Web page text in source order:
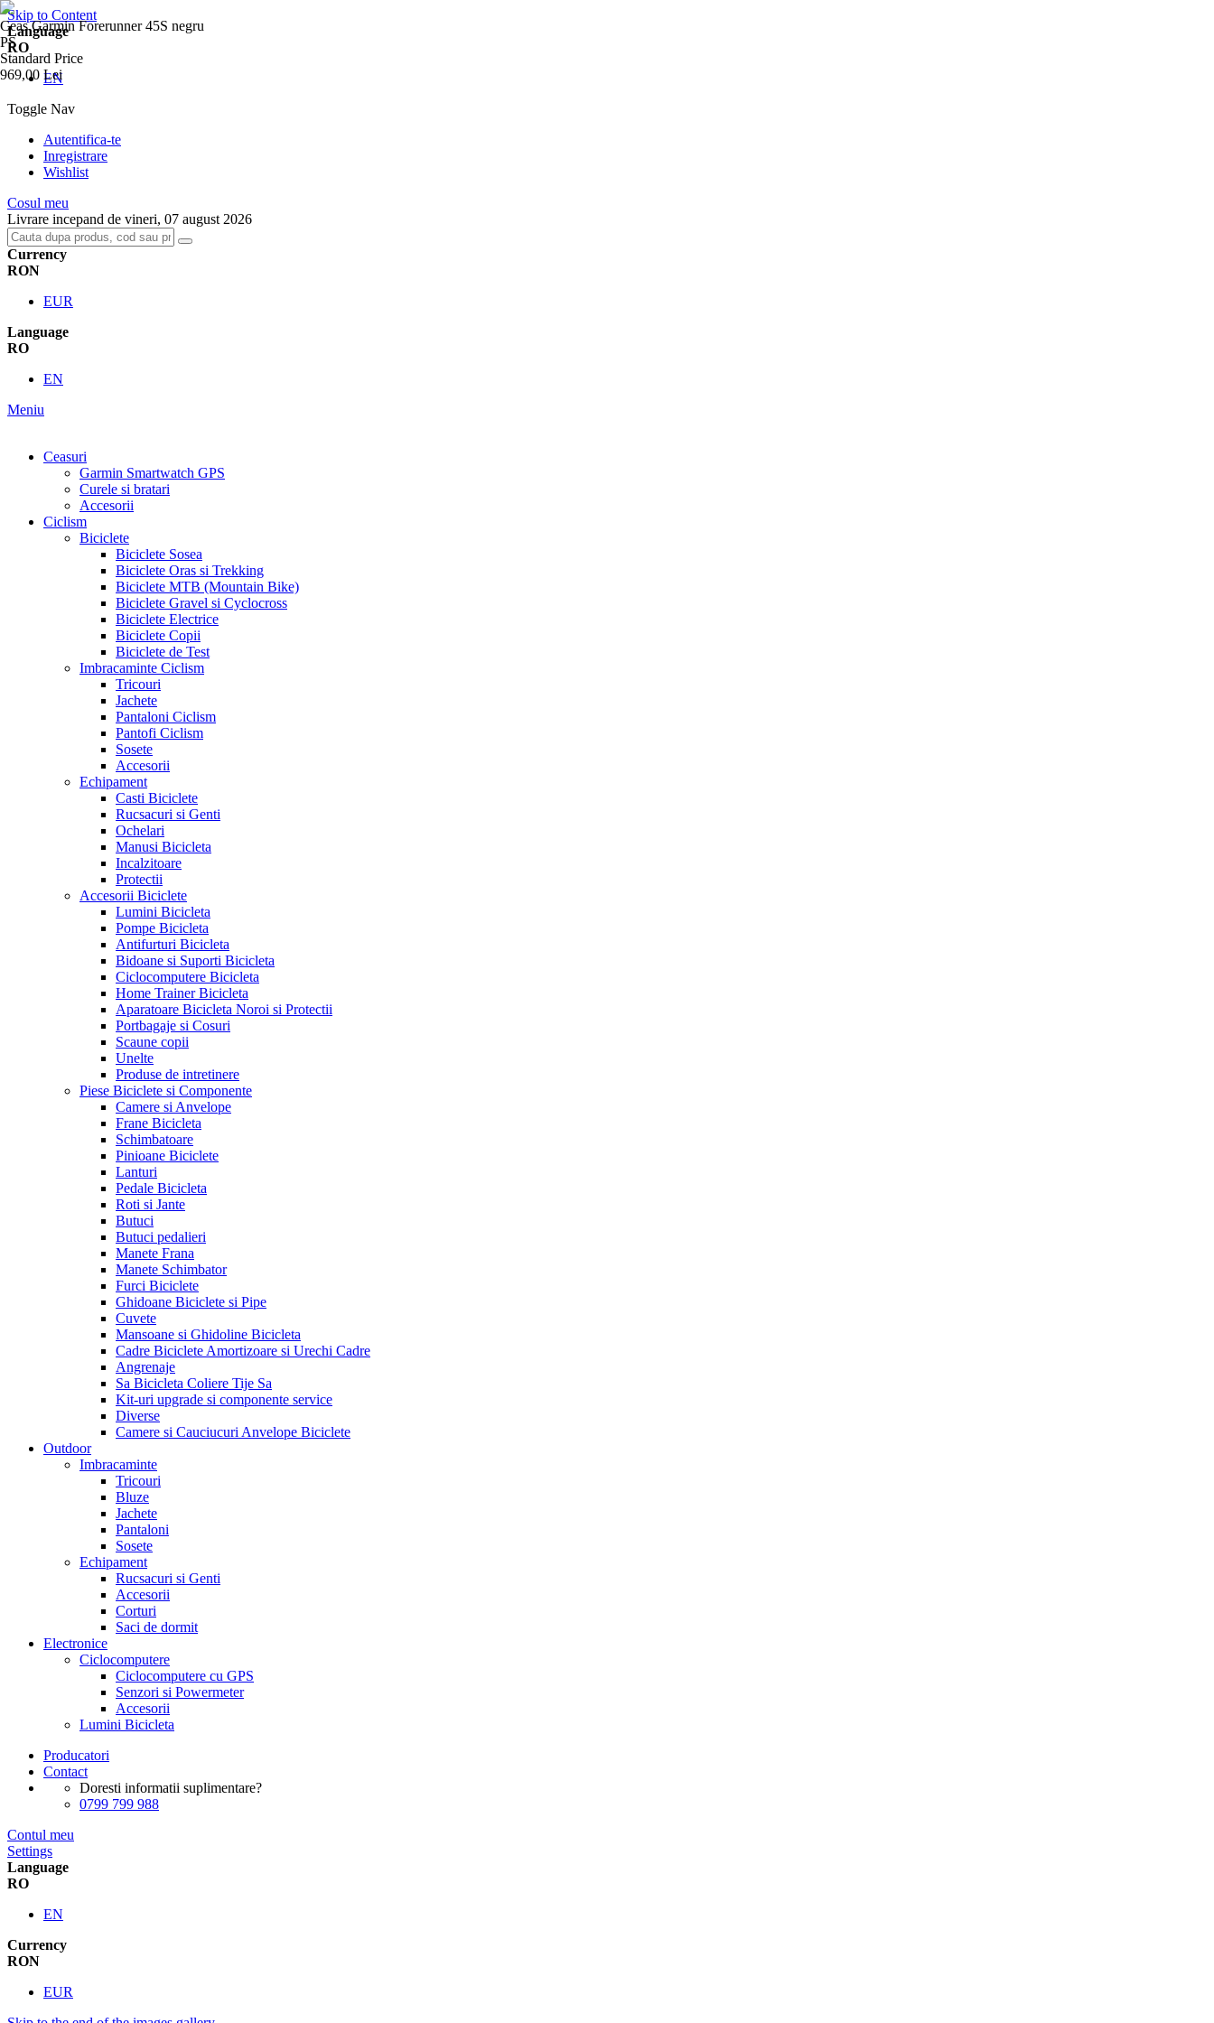
Skip to Content
Language
RO
EN
Toggle Nav
Autentifica-te
Inregistrare
Wishlist
Cosul meu
Livrare incepand de vineri, 07 august 2026
Currency
RON
EUR
Language
RO
EN
Meniu
Ceasuri
Garmin Smartwatch GPS
Curele si bratari
Accesorii
Ciclism
Biciclete
Biciclete Sosea
Biciclete Oras si Trekking
Biciclete MTB (Mountain Bike)
Biciclete Gravel si Cyclocross
Biciclete Electrice
Biciclete Copii
Biciclete de Test
Imbracaminte Ciclism
Tricouri
Jachete
Pantaloni Ciclism
Pantofi Ciclism
Sosete
Accesorii
Echipament
Casti Biciclete
Rucsacuri si Genti
Ochelari
Manusi Bicicleta
Incalzitoare
Protectii
Accesorii Biciclete
Lumini Bicicleta
Pompe Bicicleta
Antifurturi Bicicleta
Bidoane si Suporti Bicicleta
Ciclocomputere Bicicleta
Home Trainer Bicicleta
Aparatoare Bicicleta Noroi si Protectii
Portbagaje si Cosuri
Scaune copii
Unelte
Produse de intretinere
Piese Biciclete si Componente
Camere si Anvelope
Frane Bicicleta
Schimbatoare
Pinioane Biciclete
Lanturi
Pedale Bicicleta
Roti si Jante
Butuci
Butuci pedalieri
Manete Frana
Manete Schimbator
Furci Biciclete
Ghidoane Biciclete si Pipe
Cuvete
Mansoane si Ghidoline Bicicleta
Cadre Biciclete Amortizoare si Urechi Cadre
Angrenaje
Sa Bicicleta Coliere Tije Sa
Kit-uri upgrade si componente service
Diverse
Camere si Cauciucuri Anvelope Biciclete
Outdoor
Imbracaminte
Tricouri
Bluze
Jachete
Pantaloni
Sosete
Echipament
Rucsacuri si Genti
Accesorii
Corturi
Saci de dormit
Electronice
Ciclocomputere
Ciclocomputere cu GPS
Senzori si Powermeter
Accesorii
Lumini Bicicleta
Producatori
Contact
Doresti informatii suplimentare?
0799 799 988
Contul meu
Settings
Language
RO
EN
Currency
RON
EUR
Ceas Garmin Forerunner 45S negru
PS
Standard Price
969,00 Lei